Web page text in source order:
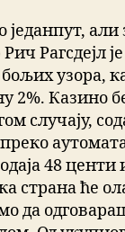
једанпут, али
Рагсдејл
узора,
2%. Казино
случају,
преко
48 центи
страна ће
да